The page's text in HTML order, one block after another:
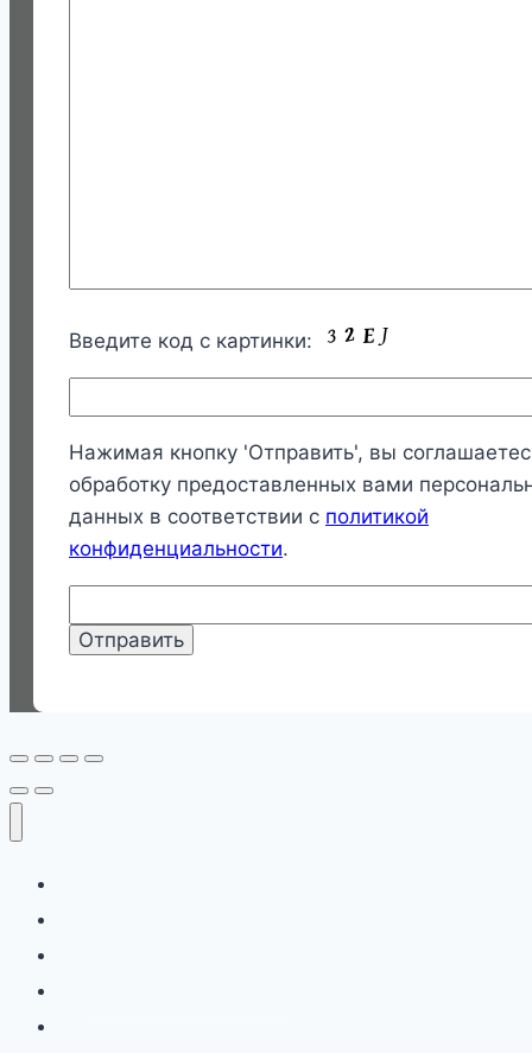
Введите код с картинки:
Нажимая кнопку 'Отправить', вы
обработку предоставленных вами
данных в соответствии с политикой
конфиденциальности.